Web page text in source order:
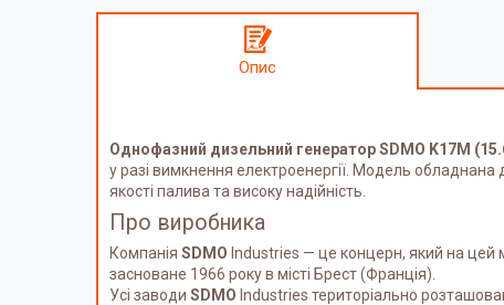
Опис
Однофазний дизельний генератор SDMO K17M
у разі вимкнення електроенергії. Модель обладнана
якості палива та високу надійність.
Про виробника
Компанія SDMO Industries — це концерн, який на цей
засноване 1966 року в місті Брест (Франція).
Усі заводи SDMO Industries територіально